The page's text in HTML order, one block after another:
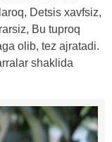
Detsis xavfsiz,
Bu tuproq
olib, tez ajratadi.
shaklida